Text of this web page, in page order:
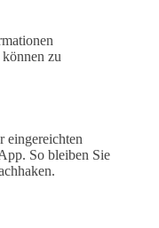
zu
eingereichten
So bleiben Sie